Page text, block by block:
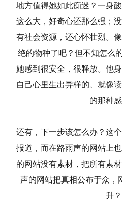
地方值得她如此痴迷？一身
这么大，好奇心还那么强；
有社会资源，还心怀壮烈。
绝的物种了吧？但不知怎么
她感到很安全，很释放。他
自己心里生出异样的、就像
的那种感
还有，下一步该怎么办？这
报道，而在路雨声的网站上
的网站没有素材，把所有素
声的网站把真相公布于众，
升？